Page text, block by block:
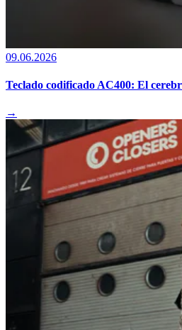
09.06.2026
Teclado codificado AC400: El
→